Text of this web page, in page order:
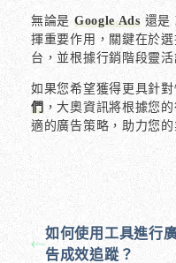
無論是 Google Ads還是
揮重要作用，關鍵在於
台，並根據行銷階段靈活
如果您希望獲得更具針對
們 ，大奧資訊將根據您
適的廣告策略，助力您
如何使用工具進行
告成效追蹤？